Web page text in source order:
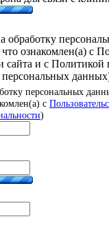
обработку
ознакомлен(а) с
сайта и с
персональных
с
)